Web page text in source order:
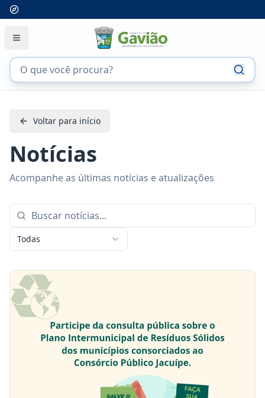
Voltar para início
Notícias
Acompanhe as últimas notícias e atualizações
Todas